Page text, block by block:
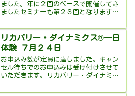
ました。年に２回のペースで開催してき
ましたセミナーも第２３回となります。
成増厚生病院精神科 川田隆裕先生にご講
演をいただきます。オンライン開催（会
場の準備はありません）...
リカバリー・ダイナミクス®一日
体験 ７月２４日
お申込み数が定員に達しました。キャン
セル待ちでのお申込みは受け付けさせて
いただきます。リカバリー・ダイナミク
センターの取り組みを、できるだけ多く